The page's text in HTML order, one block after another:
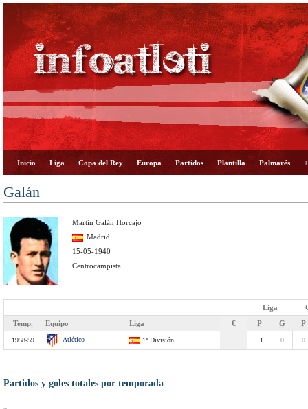
Inicio Liga Copa del Rey Europa Partidos Plantilla Palmarés
Galán
Martín Galán Horcajo
Madrid
15-05-1940
Centrocampista
Liga
Temp.
Equipo Liga € P G P
1958-59 Atlético 1ª División 1 0 0
Partidos y goles totales por temporada